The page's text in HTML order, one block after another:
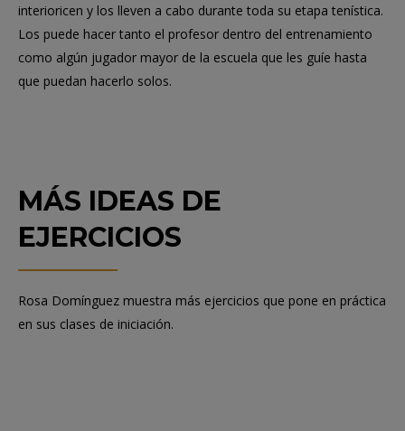
interioricen y los lleven a cabo durante toda su etapa tenística.
Los puede hacer tanto el profesor dentro del entrenamiento
como algún jugador mayor de la escuela que les guíe hasta
que puedan hacerlo solos.
MÁS IDEAS DE
EJERCICIOS
Rosa Domínguez muestra más ejercicios que pone en práctica
en sus clases de iniciación.